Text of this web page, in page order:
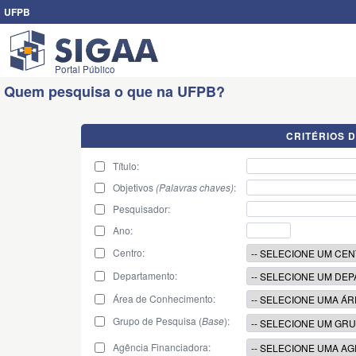
UFPB
Portal Público
Quem pesquisa o que na UFPB?
CRITÉRIOS
Título:
Objetivos(Palavras chaves):
Pesquisador:
Ano:
Centro:
Departamento:
Área de Conhecimento:
Grupo de Pesquisa (Base):
Agência Financiadora: